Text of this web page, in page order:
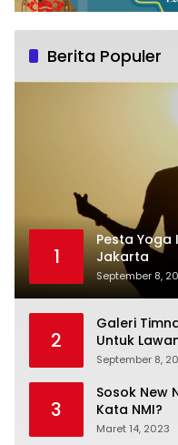
Berita Populer
1
Pesta
Jakarta
September 8,
2
Galeri
Untuk
September 8,
3
Sosok New
Kata NMI?
Maret 14, 2023